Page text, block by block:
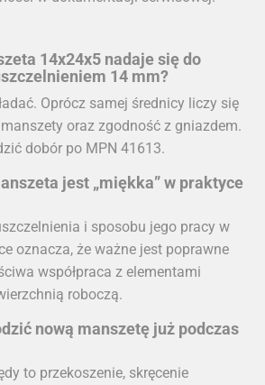
14x24x5 nadaje się do
14 mm?
Oprócz samej średnicy liczy się
oraz zgodność z gniazdem.
dobór po MPN 41613.
jest „miękka” w praktyce
i sposobu jego pracy w
oznacza, że ważne jest poprawne
współpraca z elementami
roboczą.
nową manszetę już podczas
to przekoszenie, skręcenie